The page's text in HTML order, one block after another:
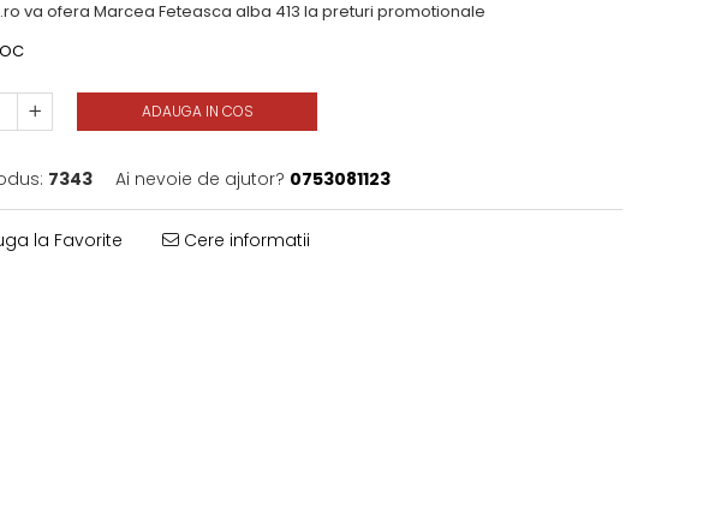
va ofera Marcea Feteasca alba 413 la preturi promotionale
ADAUGA IN COS
7343 Ai nevoie de ajutor? 0753081123
la Favorite Cere informatii